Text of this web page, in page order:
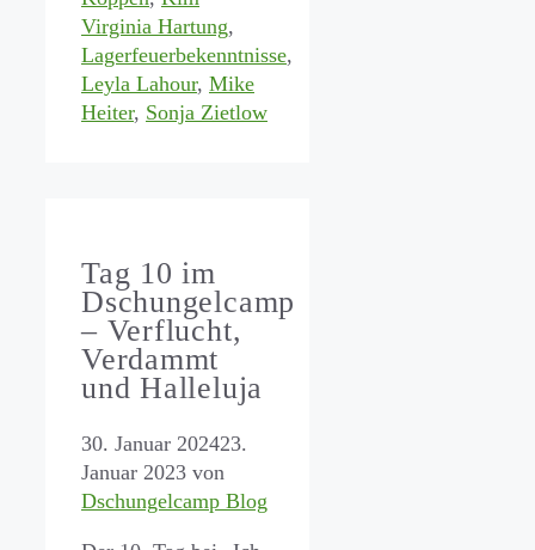
Virginia Hartung,
Lagerfeuerbekenntnisse,
Leyla Lahour, Mike
Heiter, Sonja Zietlow
Tag 10 im
Dschungelcamp
– Verflucht,
Verdammt
und Halleluja
30. Januar 202423.
Januar 2023 von
Dschungelcamp Blog